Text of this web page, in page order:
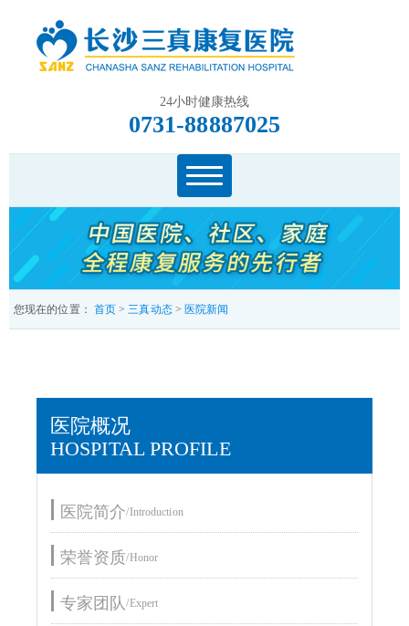
24小时健康热线
0731-88887025
您现在的位置： 首页 >三真动态> 医院新闻
医院概况
HOSPITAL PROFILE
医院简介/Introduction
荣誉资质/Honor
专家团队/Expert